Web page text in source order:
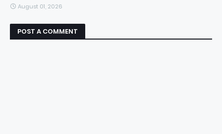
August 01, 2026
POST A COMMENT